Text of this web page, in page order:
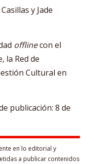
y Jade
offlinecon el
la Red de
Cultural en
publicación: 8 de
en lo editorial y
a publicar contenidos